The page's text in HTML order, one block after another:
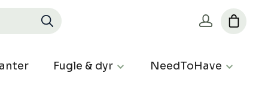
Fugle & dyr NeedToHave